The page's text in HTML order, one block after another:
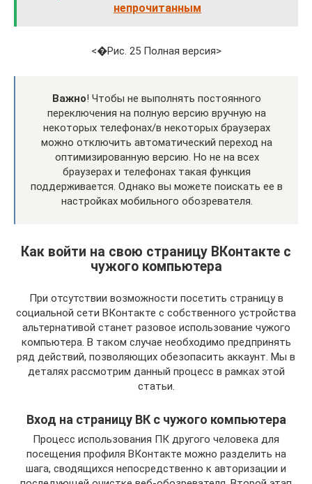
непрочитанным
<�Рис. 25 Полная версия>
Важно! Чтобы не выполнять постоянного
переключения на полную версию вручную на
некоторых телефонах/в некоторых браузерах
можно отключить автоматический переход на
оптимизированную версию. Но не на всех
браузерах и телефонах такая функция
поддерживается. Однако вы можете поискать ее в
настройках мобильного обозревателя.
Как войти на свою страницу ВКонтакте с
чужого компьютера
При отсутствии возможности посетить страницу в
социальной сети ВКонтакте с собственного устройства
альтернативой станет разовое использование чужого
компьютера. В таком случае необходимо предпринять
ряд действий, позволяющих обезопасить аккаунт. Мы в
деталях рассмотрим данный процесс в рамках этой
статьи.
Вход на страницу ВК с чужого компьютера
Процесс использования ПК другого человека для
посещения профиля ВКонтакте можно разделить на
шага, сводящихся непосредственно к авторизации и